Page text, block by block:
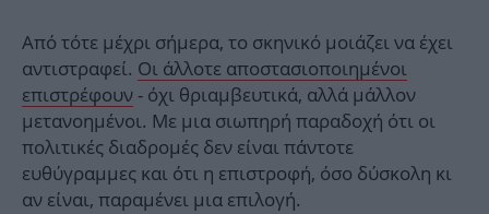
Από τότε μέχρι σήμερα, το σκηνικό μοιάζει να έχει
αντιστραφεί. Οι άλλοτε αποστασιοποιημένοι
επιστρέφουν - όχι θριαμβευτικά, αλλά μάλλον
μετανοημένοι. Με μια σιωπηρή παραδοχή ότι οι
πολιτικές διαδρομές δεν είναι πάντοτε
ευθύγραμμες και ότι η επιστροφή, όσο δύσκολη κι
αν είναι, παραμένει μια επιλογή.